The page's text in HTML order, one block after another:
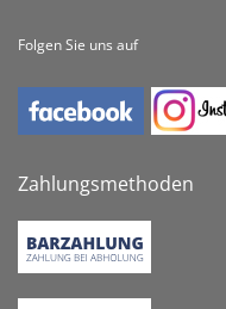
Folgen Sie uns auf
Zahlungsmethoden